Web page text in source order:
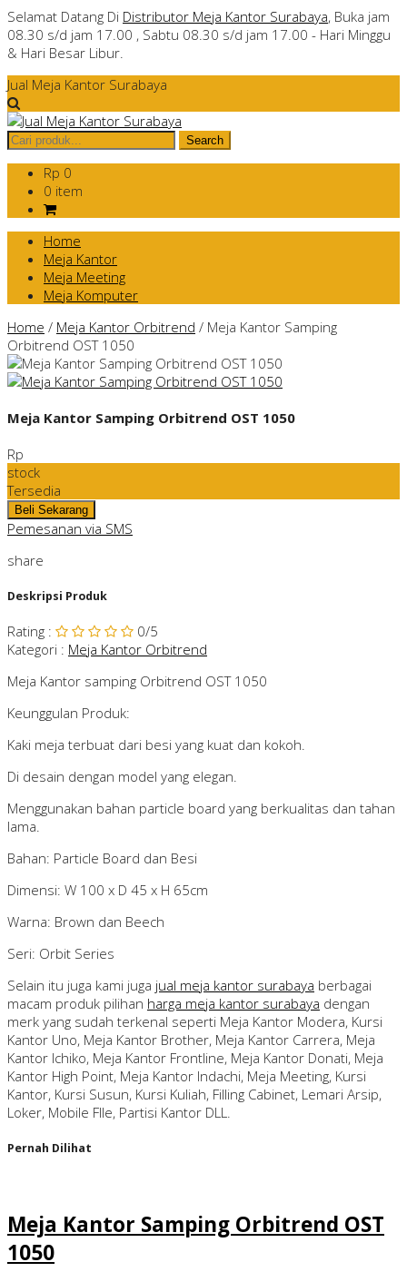
Selamat Datang Di Distributor Meja Kantor Surabaya, Buka jam
08.30 s/d jam 17.00 , Sabtu 08.30 s/d jam 17.00 - Hari Minggu
& Hari Besar Libur.
Jual Meja Kantor Surabaya
Rp 0
0 item
Home
Meja Kantor
Meja Meeting
Meja Komputer
Home / Meja Kantor Orbitrend / Meja Kantor Samping
Orbitrend OST 1050
Meja Kantor Samping Orbitrend OST 1050
Rp
stock
Tersedia
Pemesanan via SMS
share
Deskripsi Produk
Rating : 0/5
Kategori : Meja Kantor Orbitrend
Meja Kantor samping Orbitrend OST 1050
Keunggulan Produk:
Kaki meja terbuat dari besi yang kuat dan kokoh.
Di desain dengan model yang elegan.
Menggunakan bahan particle board yang berkualitas dan tahan
lama.
Bahan: Particle Board dan Besi
Dimensi: W 100 x D 45 x H 65cm
Warna: Brown dan Beech
Seri: Orbit Series
Selain itu juga kami juga jual meja kantor surabaya berbagai
macam produk pilihan harga meja kantor surabaya dengan
merk yang sudah terkenal seperti Meja Kantor Modera, Kursi
Kantor Uno, Meja Kantor Brother, Meja Kantor Carrera, Meja
Kantor Ichiko, Meja Kantor Frontline, Meja Kantor Donati, Meja
Kantor High Point, Meja Kantor Indachi, Meja Meeting, Kursi
Kantor, Kursi Susun, Kursi Kuliah, Filling Cabinet, Lemari Arsip,
Loker, Mobile FIle, Partisi Kantor DLL.
Pernah Dilihat
Meja Kantor Samping Orbitrend OST
1050